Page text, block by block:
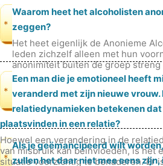
*
Waarom heet het alcoholisten
zeggen?
Het heet eigenlijk de Anonieme
leden zichzelf alleen met hun
anonimiteit buiten de groep
*
Een man die je emotioneel heeft
veranderd met zijn nieuwe
relatiedynamieken betekenen
plaatsvinden in een relatie?
Hoewel een verandering in de
van misbruik kan beïnvloeden, is het
situatie voorzichtig te benaderen. Er
*
Als je geëmancipeerd wilt
zullen het daar niet mee eens